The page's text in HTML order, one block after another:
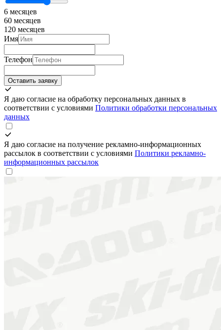
6 месяцев
60 месяцев
120 месяцев
Имя
Телефон
Оставить заявку
Я даю согласие на обработку персональных данных в
соответствии с условиями Политики обработки персональных
данных
Я даю согласие на получение рекламно-информационных
рассылок в соответствии с условиями Политики рекламно-
информационных рассылок